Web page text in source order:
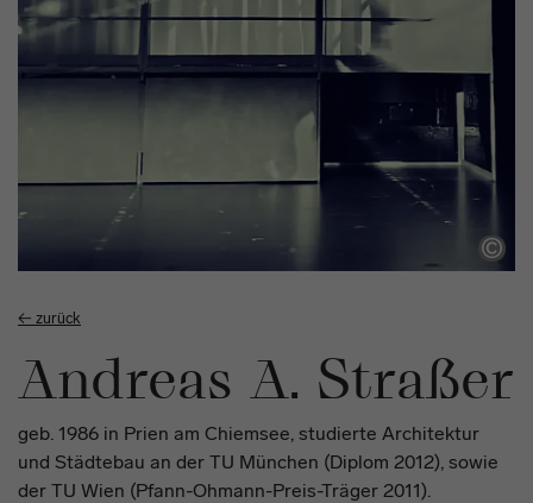
Workshop
← zurück
Andreas A. Straßer
geb. 1986 in Prien am Chiemsee, studierte Architektur
und Städtebau an der TU München (Diplom 2012), sowie
der TU Wien (Pfann-Ohmann-Preis-Träger 2011).